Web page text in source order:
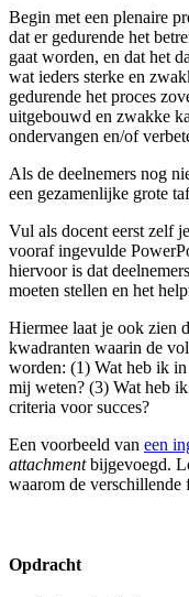
Begin met een plenaire
dat er gedurende het
gaat worden, en dat het
wat ieders sterke en
gedurende het proces
uitgebouwd en zwakke
ondervangen en/of
Als de deelnemers nog
een gezamenlijke grote
Vul als docent eerst zelf
vooraf ingevulde
hiervoor is dat
moeten stellen en het
Hiermee laat je ook zien
kwadranten waarin de
worden: (1) Wat heb ik in
mij weten? (3) Wat heb
criteria voor succes?
Een voorbeeld van een
attachmentbijgevoegd.
waarom de verschillende
Opdracht